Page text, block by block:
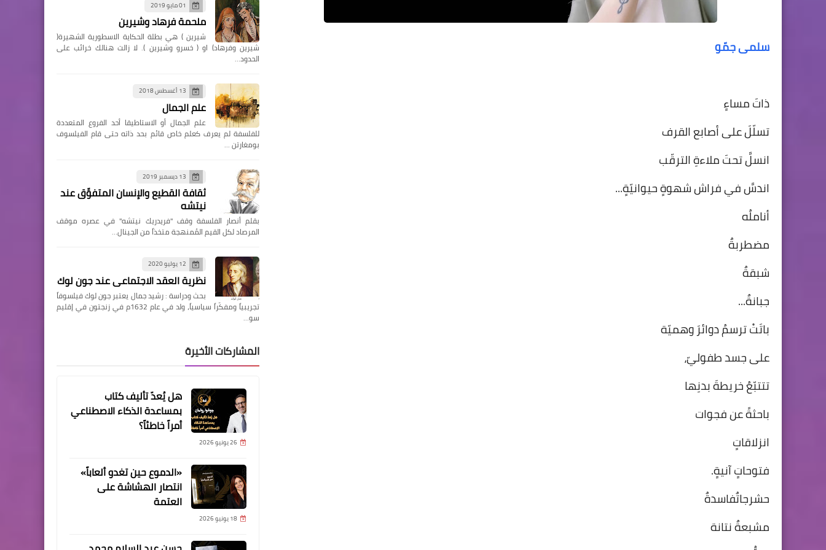
سلمى جمّو
ذاتَ مساءٍ
تسلّلَ على أصابع القرف
انسلَّ تحتَ ملاءةِ الترقّب
اندسَّ في فراش شهوةٍ حيوانيّةٍ...
أناملُه
مضطربةٌ
شبقةٌ
جبانةٌ...
باتَتْ ترسمُ دوائرَ وهميّة
على جسد طفوليّ،
تتتبّعُ خريطةَ بدنِها
باحثةً عن فجوات
انزلاقاتٍ
فتوحاتٍ آنيةٍ.
حشرجاتٌفاسدةٌ
مشبعةٌ نتانة
01 مايو 2019
ملحمة فرهاد وشيرين
شيرين ) هي بطلة الحكاية الاسطورية الشهيرة(
شيرين وفرهاد) او ( خسرو وشيرين ). لا زالت هنالك خرائب على
الحدود…
13 أغسطس 2018
علم الجمال
علم الجمال أو الاستاطيقا أحد الفروع المتعددة
للفلسفة لم يعرف كعلم خاص قائم بحد ذاته حتى قام الفيلسوف
بومغارتن …
13 ديسمبر 2019
ثقافة القطيع والإنسان المتفوِّق عند
نيتشه
بقلم أنصار الفلسفة وقف "فريدريك نيتشه" في عصره موقف
المرصاد لكل القيم المُمنهجة متخذاً من الجينال…
12 يوليو 2020
نظرية العقد الاجتماعي عند جون لوك
بحث ودراسة : رشيد جمال يعتبر جون لوك فيلسوفاً
تجريبياً ومفكّراً سياسياً، ولد في عام 1632م في زنجتون في إقليم
سو…
المشاركات الأخيرة
هل يُعدّ تأليف كتاب
بمساعدة الذكاء الاصطناعي
أمراً خاطئاً؟
26 يونيو 2026
«الدموع حين تغدو ألعاباً»
انتصار الهشاشة على
العتمة
18 يونيو 2026